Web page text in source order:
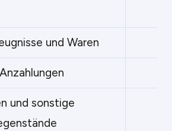
und Waren
und sonstige